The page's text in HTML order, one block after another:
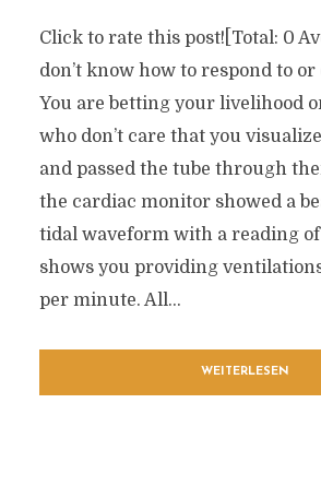
Click to rate this post![Total: 0
don’t know how to respond to
You are betting your livelihood
who don’t care that you
and passed the tube through
the cardiac monitor showed a
tidal waveform with a reading
shows you providing
per minute. All...
WEITERLESEN